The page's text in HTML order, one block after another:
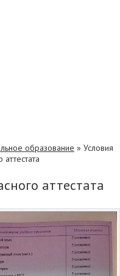
образование » Условия
аттестата